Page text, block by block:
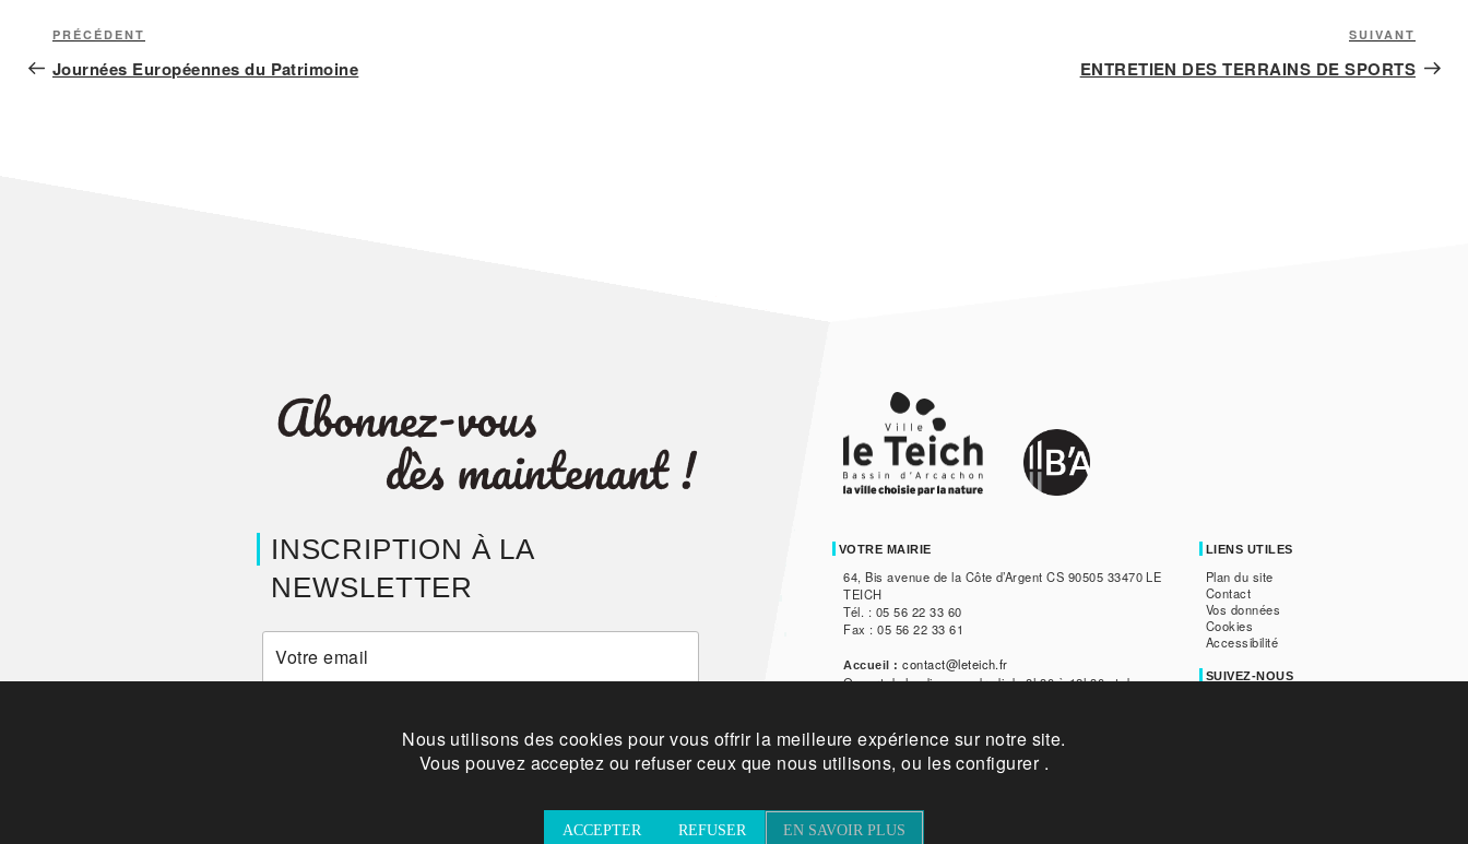
Navigation
de
Article
précédent
PRÉCÉDENT
Journées Européennes du Patrimoine
SUIVANT
ENTRETIEN DES TERRAINS DE SPORTS
INSCRIPTION À LA
NEWSLETTER
VOTRE MAIRIE
64, Bis avenue de la Côte d’Argent CS 90505 33470 LE
TEICH
Tél. : 05 56 22 33 60
Fax : 05 56 22 33 61
Accueil : contact@leteich.fr
Ouvert du lundi au vendredi de 8h30 à 12h30 et de
🦻 Accessibilité : La Ville du Teich est accessible aux
personnes sourdes ou malentendantes grâce à la
solution Acceo. CliquezICIpour être mis en relation
LIENS UTILES
Plan du site
Contact
Vos données
Cookies
Accessibilité
SUIVEZ-NOUS
Nous utilisons des cookies pour vous offrir la meilleure expérience sur notre site.
Vous pouvez acceptez ou refuser ceux que nous utilisons, ou les configurer .
ACCEPTER REFUSER EN SAVOIR PLUS